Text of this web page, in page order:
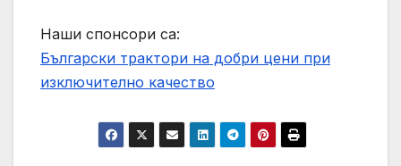
Наши спонсори са:
Български трактори на добри цени при
изключително качество